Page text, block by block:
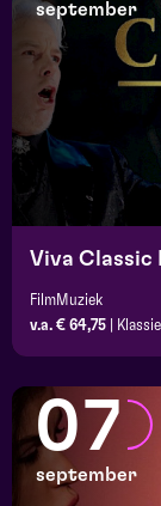
september
Viva Classic
FilmMuziek
v.a. € 64,75
07
september